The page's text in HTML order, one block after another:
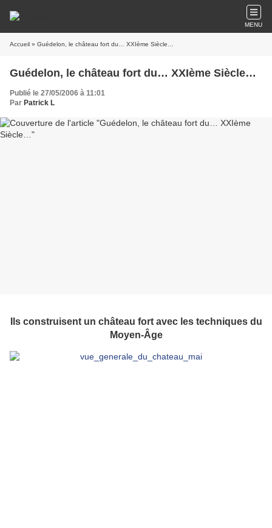
MENU
Accueil » Guédelon, le château fort du… XXIème Siècle…
Guédelon, le château fort du… XXIème Siècle…
Publié le 27/05/2006 à 11:01
Par Patrick L
Ils construisent un château fort avec les techniques du
Moyen-Âge